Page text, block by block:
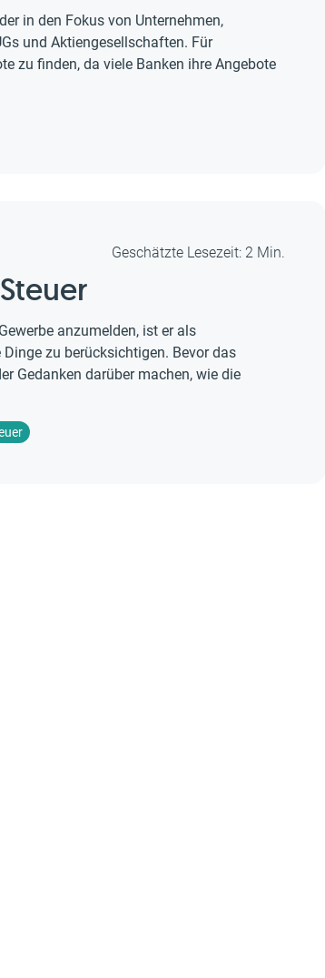
in den Fokus von Unternehmen,
und Aktiengesellschaften. Für
zu finden, da viele Banken ihre Angebote
Geschätzte Lesezeit: 2 Min.
anzumelden, ist er als
zu berücksichtigen. Bevor das
Gedanken darüber machen, wie die